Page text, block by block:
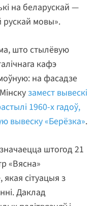
на беларускай —
рускай мовы».
што стылёвую
кафэ
на фасадзе
замест вывескі
1960-х гадоў,
вывеску «Берёзка».
штогод 21
«Вясна»
сітуацыя з
Даклад